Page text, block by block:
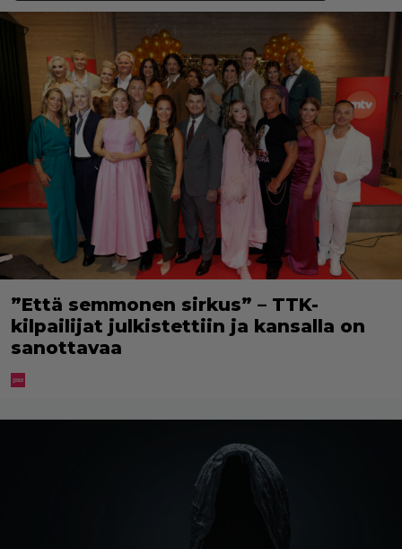
”Että semmonen sirkus” – TTK-
kilpailijat julkistettiin ja kansalla on
sanottavaa